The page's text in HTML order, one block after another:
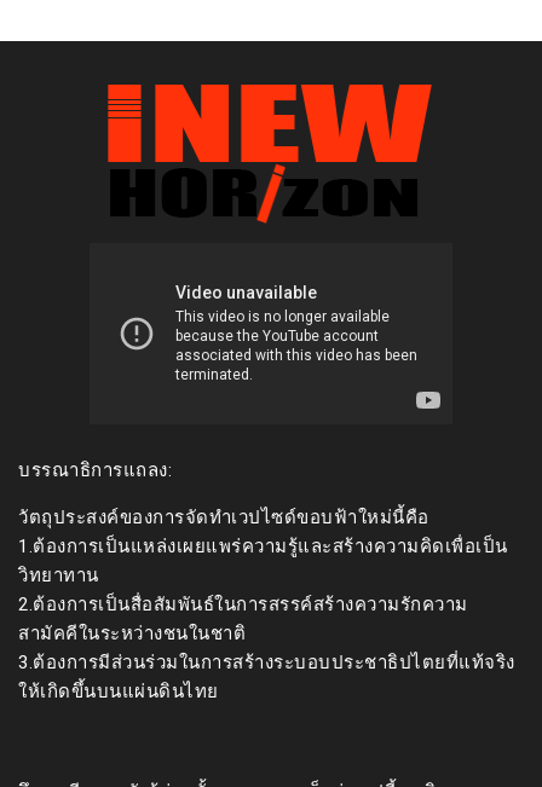
บรรณาธิการแถลง:
วัตถุประสงค์ของการจัดทำเวปไซด์ขอบฟ้าใหม่นี้คือ
1.ต้องการเป็นแหล่งเผยแพร่ความรู้และสร้างความคิดเพื่อเป็น
วิทยาทาน
2.ต้องการเป็นสื่อสัมพันธ์ในการสรรค์สร้างความรักความ
สามัคคีในระหว่างชนในชาติ
3.ต้องการมีส่วนร่วมในการสร้างระบอบประชาธิปไตยที่แท้จริง
ให้เกิดขึ้นบนแผ่นดินไทย